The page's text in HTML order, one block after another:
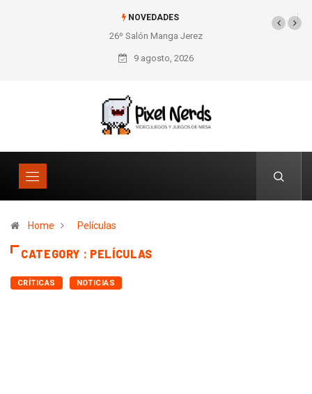
NOVEDADES
26º Salón Manga Jerez
9 agosto, 2026
Home Películas
CATEGORY : PELÍCULAS
CRÍTICAS NOTICIAS